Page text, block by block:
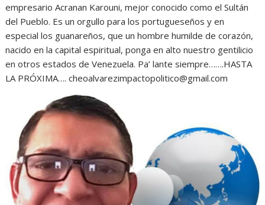
empresario Acranan Karouni, mejor conocido como el Sultán
del Pueblo. Es un orgullo para los portugueseños y en
especial los guanareños, que un hombre humilde de corazón,
nacido en la capital espiritual, ponga en alto nuestro gentilicio
en otros estados de Venezuela. Pa’ lante siempre…….HASTA
LA PRÓXIMA…. cheoalvarezimpactopolitico@gmail.com